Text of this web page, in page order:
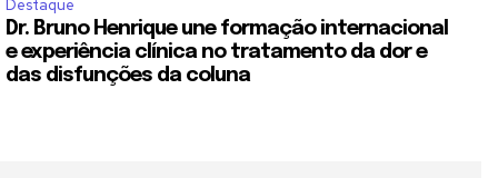
Destaque
Dr. Bruno Henrique une formação internacional
e experiência clínica no tratamento da dor e
das disfunções da coluna